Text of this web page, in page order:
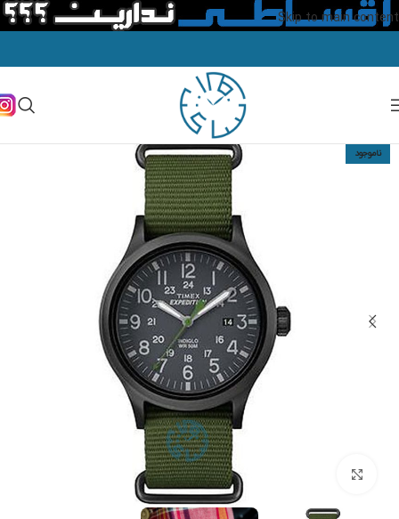
Skip to main content
ناموجود